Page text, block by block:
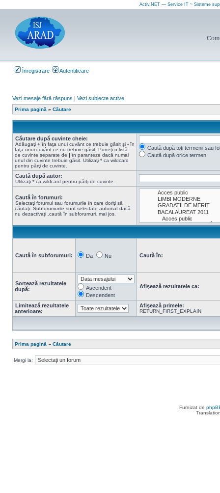
Activ.NET — Service IT ~ Sisteme
Înregistrare Autentificare
Vezi mesaje fără răspuns | Vezi subiecte active
Prima pagină » Căutare
Căutare după cuvinte cheie:
Adăugaţi + în faţa unui cuvânt ce trebuie găsit şi - în
faţa unui cuvânt ce nu trebuie găsit. Puneţi o listă
de cuvinte separate de | în paranteze dacă numai
unul din cuvinte trebuie găsit. Utilizaţi * ca wildcard
pentru părţi de cuvinte.
Caută după toţi termenii sau
Caută după orice termen
Caută după autor:
Utilizaţi * ca wildcard pentru părţi de cuvinte.
Caută în forumuri:
Selectaţi forumul sau forumurile în care doriţi să
căutaţi. Subforumurile sunt selectate automat dacă
nu dezactivaţi „caută în subforumuri„ mai jos.
Caută în subforumuri: Da Nu Caută în:
Sortează rezultatele
după:
Ascendent
Descendent
Afişează rezultatele ca:
Limitează rezultatele
anterioare:
Afişează primele:
RETURN_FIRST_EXPLAIN
Prima pagină » Căutare
Mergi la:
Furnizat de